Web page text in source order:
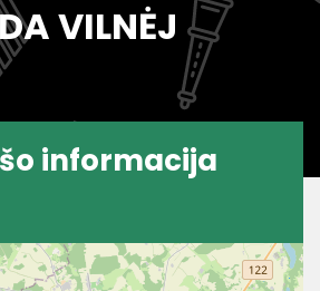
VILNĖJ
informacija